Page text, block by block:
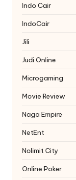
Indo Cair
IndoCair
Jili
Judi Online
Microgaming
Movie Review
Naga Empire
NetEnt
Nolimit City
Online Poker